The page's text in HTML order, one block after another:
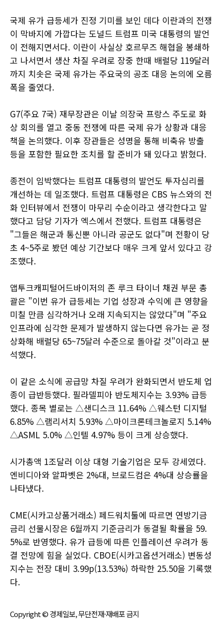
국제 유가 급등세가 진정 기미를 보인 데다 이란과의 전쟁
이 막바지에 가깝다는 도널드 트럼프 미국 대통령의 발언
이 전해지면서다. 이란이 사실상 호르무즈 해협을 봉쇄하
고 나서면서 생산 차질 우려로 장중 한때 배럴당 119달러
까지 치솟은 국제 유가는 주요국의 공조 대응 논의에 오름
폭을 줄였다.
G7(주요 7국) 재무장관은 이날 의장국 프랑스 주도로 화
상 회의를 열고 중동 전쟁에 따른 국제 유가 상황과 대응
책을 논의했다. 이후 장관들은 성명을 통해 비축유 방출
등을 포함한 필요한 조치를 할 준비가 돼 있다고 밝혔다.
종전이 임박했다는 트럼프 대통령의 발언도 투자심리를
개선하는 데 일조했다. 트럼프 대통령은 CBS 뉴스와의 전
화 인터뷰에서 전쟁이 마무리 수순이라고 생각한다고 말
했다고 담당 기자가 엑스에서 전했다. 트럼프 대통령은
"그들은 해군과 통신뿐 아니라 공군도 없다"며 전황이 당
초 4~5주로 봤던 예상 기간보다 매우 크게 앞서 있다고 강
조했다.
앱투크캐피털어드바이저의 존 루크 타이너 채권 부문 총
괄은 "이번 유가 급등세는 기업 성장과 수익에 큰 영향을
미칠 만큼 심각하거나 오래 지속되지는 않았다"며 "주요
인프라에 심각한 문제가 발생하지 않는다면 유가는 곧 정
상화해 배럴당 65~75달러 수준으로 돌아갈 것"이라고 분
석했다.
이 같은 소식에 공급망 차질 우려가 완화되면서 반도체 업
종이 급반등했다. 필라델피아 반도체지수는 3.93% 급등
했다. 종목 별로는 △샌디스크 11.64% △웨스턴 디지털
6.85% △램리서치 5.93% △마이크론테크놀로지 5.14%
△ASML 5.0% △인텔 4.97% 등이 크게 상승했다.
시가총액 1조달러 이상 대형 기술기업은 모두 강세였다.
엔비디아와 알파벳은 2%대, 브로드컴은 4%대 상승률을
나타냈다.
CME(시카고상품거래소) 페드워치툴에 따르면 연방기금
금리 선물시장은 6월까지 기준금리가 동결될 확률을 59.
5%로 반영했다. 유가 급등에 따른 인플레이션 우려가 동
결 전망에 힘을 실었다. CBOE(시카고옵션거래소) 변동성
지수는 전장 대비 3.99p(13.53%) 하락한 25.50을 기록했
다.
Copyright © 경제일보, 무단전재·재배포 금지